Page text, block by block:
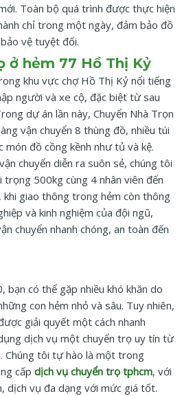
Toàn bộ quá trình được thực hiện
chỉ trong một ngày, đảm bảo đồ
vệ tuyệt đối.
ở hẻm 77 Hồ Thị Kỷ
khu vực chợ Hồ Thị Kỷ nổi tiếng
người và xe cộ, đặc biệt từ sau
dự án lần này, Chuyển Nhà Trọn
vận chuyển 8 thùng đồ, nhiều túi
món đồ cồng kềnh như tủ và kệ.
chuyển diễn ra suôn sẻ, chúng tôi
500kg cùng 4 nhân viên đến
giao thông trong hẻm còn thông
và kinh nghiệm của đội ngũ,
chuyển nhanh chóng, an toàn đến
bạn có thể gặp nhiều khó khăn do
con hẻm nhỏ và sâu. Tuy nhiên,
giải quyết một cách nhanh
dịch vụ một chuyển trọ uy tín từ
Chúng tôi tự hào là một trong
cấp dịch vụ chuyển trọ tphcm, với
dịch vụ đa dạng với mức giá tốt.